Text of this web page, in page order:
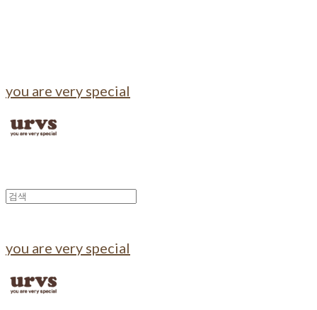
you are very special
you are very special